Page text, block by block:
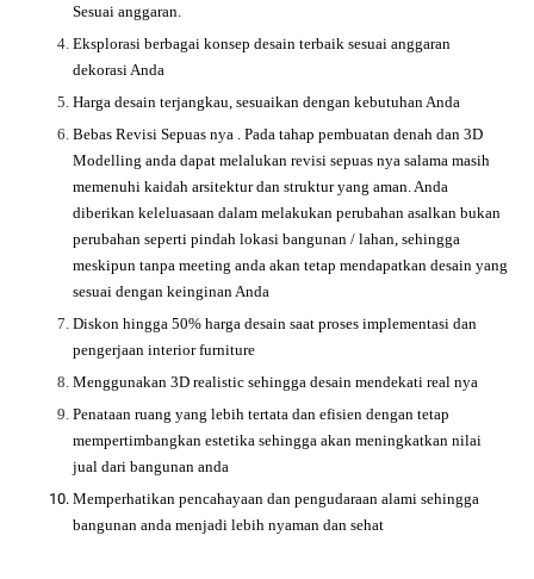
Sesuai anggaran.
Eksplorasi berbagai konsep desain terbaik sesuai anggaran
dekorasi Anda
Harga desain terjangkau, sesuaikan dengan kebutuhan Anda
Bebas Revisi Sepuas nya .Pada tahap pembuatan denah dan 3D
Modelling anda dapat melalukan revisi sepuas nya salama masih
memenuhi kaidah arsitektur dan struktur yang aman. Anda
diberikan keleluasaan dalam melakukan perubahan asalkan bukan
perubahan seperti pindah lokasi bangunan / lahan, sehingga
meskipun tanpa meeting anda akan tetap mendapatkan desain yang
sesuai dengan keinginan Anda
Diskon hingga 50% harga desain saat proses implementasi dan
pengerjaan interior furniture
Menggunakan 3D realistic sehingga desain mendekati real nya
Penataan ruang yang lebih tertata dan efisien dengan tetap
mempertimbangkan estetika sehingga akan meningkatkan nilai
jual dari bangunan anda
Memperhatikan pencahayaan dan pengudaraan alami sehingga
bangunan anda menjadi lebih nyaman dan sehat